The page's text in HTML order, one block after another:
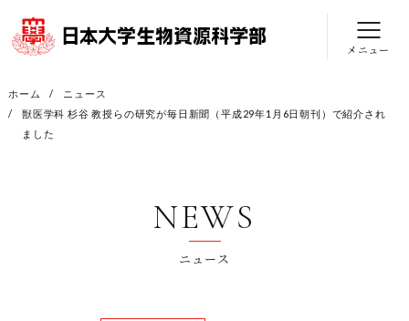
メニュー
ホーム
ニュース
獣医学科 杉谷 教授らの研究が毎日新聞（平成29年1月6日朝刊）で紹介され
ました
NEWS
ニュース